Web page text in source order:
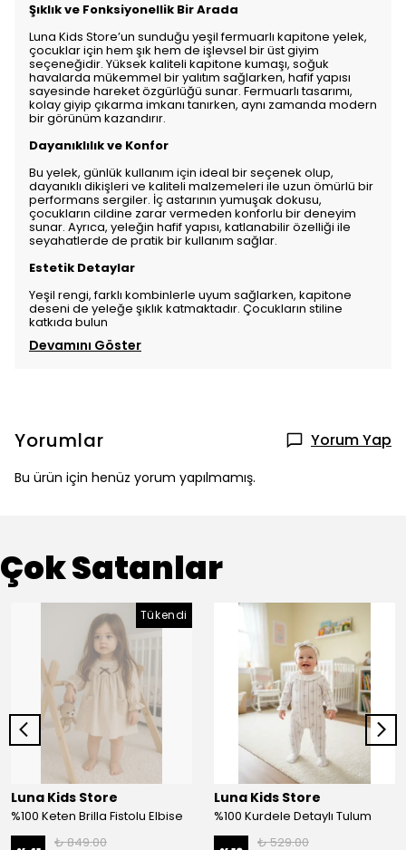
Şıklık ve Fonksiyonellik Bir Arada
Luna Kids Store’un sunduğu yeşil fermuarlı kapitone yelek,
çocuklar için hem şık hem de işlevsel bir üst giyim
seçeneğidir. Yüksek kaliteli kapitone kumaşı, soğuk
havalarda mükemmel bir yalıtım sağlarken, hafif yapısı
sayesinde hareket özgürlüğü sunar. Fermuarlı tasarımı,
kolay giyip çıkarma imkanı tanırken, aynı zamanda modern
bir görünüm kazandırır.
Dayanıklılık ve Konfor
Bu yelek, günlük kullanım için ideal bir seçenek olup,
dayanıklı dikişleri ve kaliteli malzemeleri ile uzun ömürlü bir
performans sergiler. İç astarının yumuşak dokusu,
çocukların cildine zarar vermeden konforlu bir deneyim
sunar. Ayrıca, yeleğin hafif yapısı, katlanabilir özelliği ile
seyahatlerde de pratik bir kullanım sağlar.
Estetik Detaylar
Yeşil rengi, farklı kombinlerle uyum sağlarken, kapitone
deseni de yeleğe şıklık katmaktadır. Çocukların stiline
katkıda bulun
Devamını Göster
Yorumlar Yorum Yap
Bu ürün için henüz yorum yapılmamış.
Çok Satanlar
Tükendi
Luna Kids Store
%100 Keten Brilla Fistolu Elbise
₺ 849.00
Luna Kids Store
%100 Kurdele Detaylı Tulum
₺ 529.00